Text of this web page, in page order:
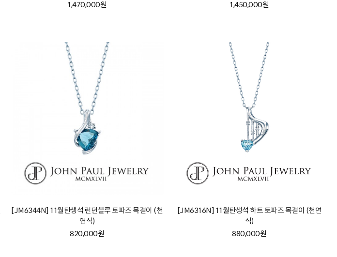
1,470,000원
1,450,000원
[JM6344N] 11월탄생석 런던블루 토파즈 목걸이 (천
연석)
820,000원
[JM6316N] 11월탄생석 하트 토파즈 목걸이 (천연
석)
880,000원